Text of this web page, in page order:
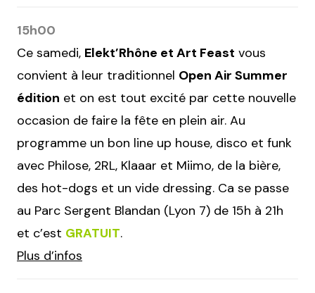
15h00
Ce samedi, Elekt’Rhône et Art Feast vous
convient à leur traditionnel Open Air Summer
édition et on est tout excité par cette nouvelle
occasion de faire la fête en plein air. Au
programme un bon line up house, disco et funk
avec Philose, 2RL, Klaaar et Miimo, de la bière,
des hot-dogs et un vide dressing. Ca se passe
au Parc Sergent Blandan (Lyon 7) de 15h à 21h
et c’est GRATUIT.
Plus d’infos